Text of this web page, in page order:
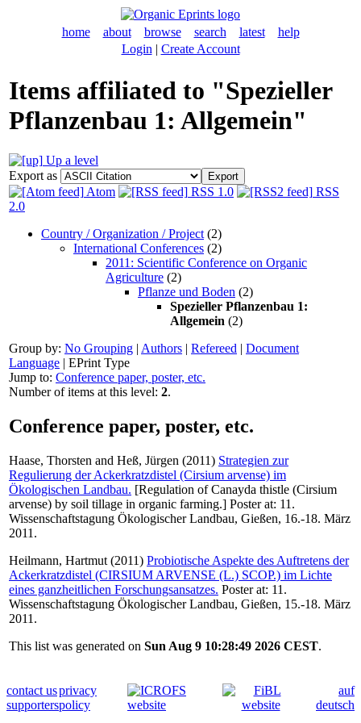
home about browse search latest
help
Login | Create Account
Items affiliated to "Spezieller
Pflanzenbau 1: Allgemein"
Up a level
Export as
Atom
RSS 1.0
RSS
2.0
Country / Organization / Project (2)
International Conferences (2)
2011: Scientific Conference on Organic
Agriculture (2)
Pflanze und Boden (2)
Spezieller Pflanzenbau 1:
Allgemein (2)
Group by: No Grouping | Authors | Refereed | Document
Language | EPrint Type
Jump to: Conference paper, poster, etc.
Number of items at this level: 2.
Conference paper, poster, etc.
Haase, Thorsten and Heß, Jürgen (2011) Strategien zur
Regulierung der Ackerkratzdistel (Cirsium arvense) im
Ökologischen Landbau. [Regulation of Canayda thistle (Cirsium
arvense) by soil tillage in organic farming.] Poster at: 11.
Wissenschaftstagung Ökologischer Landbau, Gießen, 16.-18. März
2011.
Heilmann, Hartmut (2011) Probiotische Aspekte des Auftretens der
Ackerkratzdistel (CIRSIUM ARVENSE (L.) SCOP.) im Lichte
eines ganzheitlichen Forschungsansatzes. Poster at: 11.
Wissenschaftstagung Ökologischer Landbau, Gießen, 15.-18. März
2011.
This list was generated on Sun Aug 9 10:28:49 2026 CEST.
contact us
supporters
privacy
policy
auf
deutsch